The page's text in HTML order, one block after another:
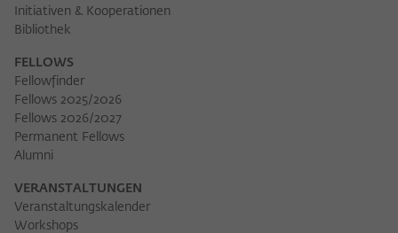
Initiativen & Kooperationen
Bibliothek
FELLOWS
Fellowfinder
Fellows 2025/2026
Fellows 2026/2027
Permanent Fellows
Alumni
VERANSTALTUNGEN
Veranstaltungskalender
Workshops